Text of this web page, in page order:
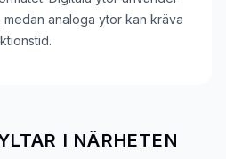
analoga ytor kan kräva
I NÄRHETEN